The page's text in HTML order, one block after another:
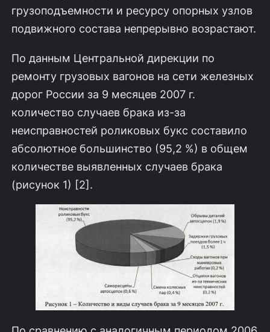
грузоподъемности и ресурсу опорных узлов
подвижного состава непрерывно возрастают.
По данным Центральной дирекции по
ремонту грузовых вагонов на сети железных
дорог России за 9 месяцев 2007 г.
количество случаев брака из-за
неисправностей роликовых букс составило
абсолютное большинство (95,2 %) в общем
количестве выявленных случаев брака
(рисунок 1) [2].